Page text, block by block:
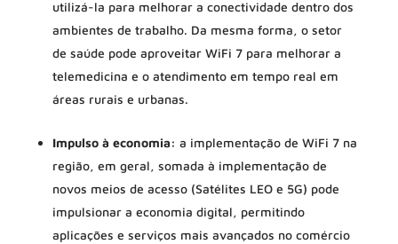
utilizá-la para melhorar a conectividade dentro dos
ambientes de trabalho. Da mesma forma, o setor
de saúde pode aproveitar WiFi 7 para melhorar a
telemedicina e o atendimento em tempo real em
áreas rurais e urbanas.
Impulso à economia: a implementação de WiFi 7 na
região, em geral, somada à implementação de
novos meios de acesso (Satélites LEO e 5G) pode
impulsionar a economia digital, permitindo
aplicações e serviços mais avançados no comércio